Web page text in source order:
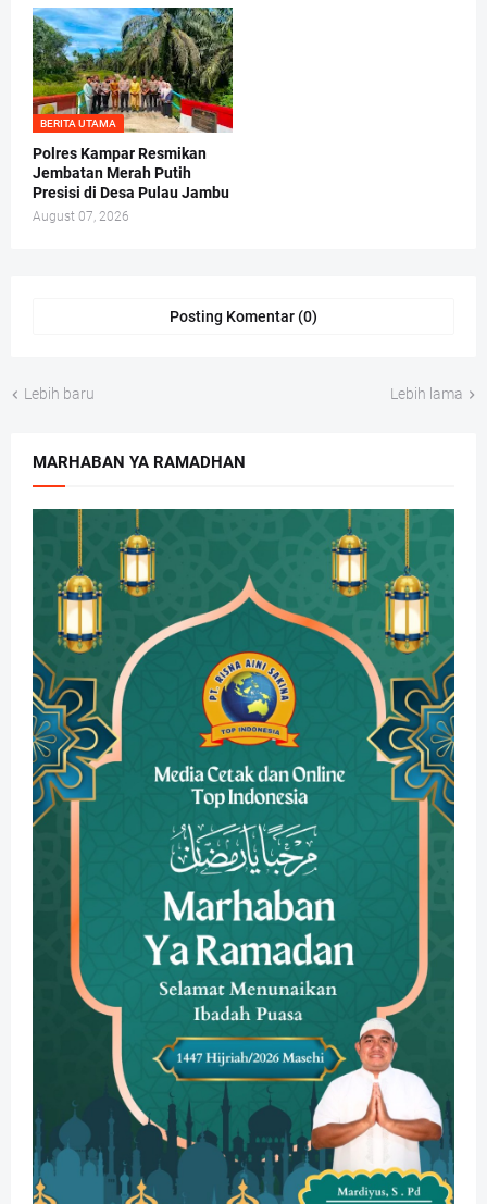
BERITA UTAMA
Polres Kampar Resmikan
Jembatan Merah Putih
Presisi di Desa Pulau Jambu
August 07, 2026
Posting Komentar (0)
Lebih baru Lebih lama
MARHABAN YA RAMADHAN